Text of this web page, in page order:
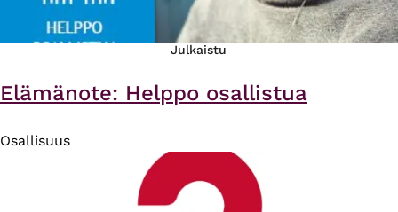
Julkaistu
Elämänote: Helppo osallistua
Osallisuus